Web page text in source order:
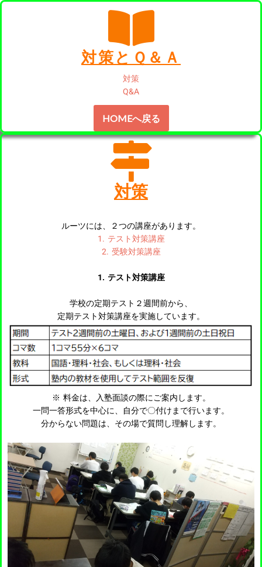
キ
対策とＱ＆Ａ
対策
Q&A
HOMEへ戻る
対策
ルーツには、２つの講座があります。
1. テスト対策講座
2. 受験対策講座
1. テスト対策講座
学校の定期テスト２週間前から、
定期テスト対策講座を実施しています。
※ 料金は、入塾面談の際にご案内します。
一問一答形式を中心に、自分で〇付けまで行います。
分からない問題は、その場で質問し理解します。